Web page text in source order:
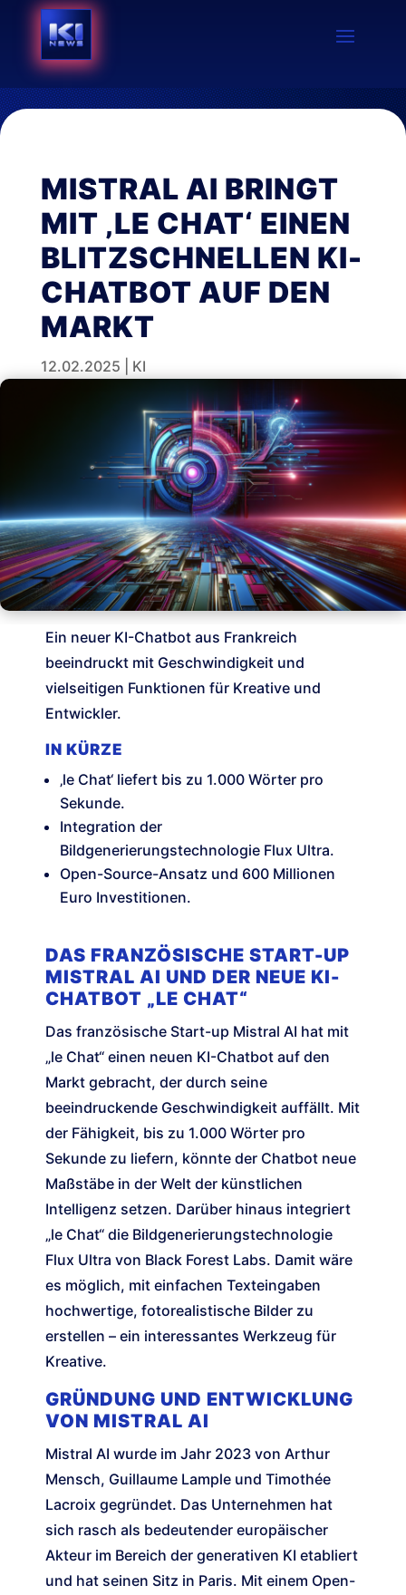
MISTRAL AI BRINGT
MIT ‚LE CHAT‘ EINEN
BLITZSCHNELLEN KI-
CHATBOT AUF DEN
MARKT
12.02.2025 KI
Ein neuer KI-Chatbot aus Frankreich
beeindruckt mit Geschwindigkeit und
vielseitigen Funktionen für Kreative und
Entwickler.
IN KÜRZE
‚le Chat‘ liefert bis zu 1.000 Wörter pro
Sekunde.
Integration der
Bildgenerierungstechnologie Flux Ultra.
Open-Source-Ansatz und 600 Millionen
Euro Investitionen.
DAS FRANZÖSISCHE START-UP
MISTRAL AI UND DER NEUE KI-
CHATBOT „LE CHAT“
Das französische Start-up Mistral AI hat mit
„le Chat“ einen neuen KI-Chatbot auf den
Markt gebracht, der durch seine
beeindruckende Geschwindigkeit auffällt. Mit
der Fähigkeit, bis zu 1.000 Wörter pro
Sekunde zu liefern, könnte der Chatbot neue
Maßstäbe in der Welt der künstlichen
Intelligenz setzen. Darüber hinaus integriert
„le Chat“ die Bildgenerierungstechnologie
Flux Ultra von Black Forest Labs. Damit wäre
es möglich, mit einfachen Texteingaben
hochwertige, fotorealistische Bilder zu
erstellen – ein interessantes Werkzeug für
Kreative.
GRÜNDUNG UND ENTWICKLUNG
VON MISTRAL AI
Mistral AI wurde im Jahr 2023 von Arthur
Mensch, Guillaume Lample und Timothée
Lacroix gegründet. Das Unternehmen hat
sich rasch als bedeutender europäischer
Akteur im Bereich der generativen KI etabliert
und hat seinen Sitz in Paris. Mit einem Open-